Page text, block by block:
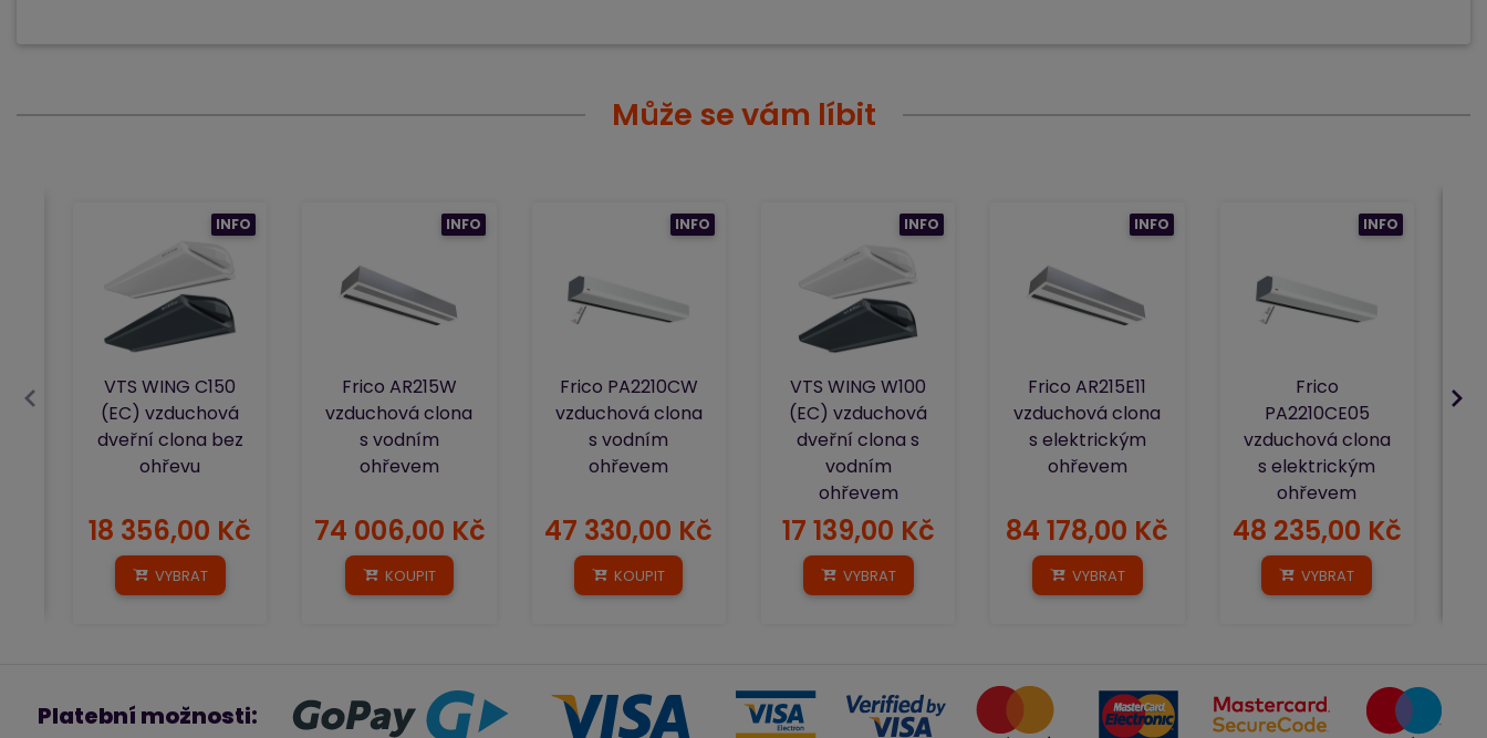
Může se vám líbit
INFO
VTS WING C150
(EC) vzduchová
dveřní clona bez
ohřevu
18 356,00 Kč
VYBRAT
INFO
Frico AR215W
vzduchová clona
s vodním
ohřevem
74 006,00 Kč
KOUPIT
INFO
Frico PA2210CW
vzduchová clona
s vodním
ohřevem
47 330,00 Kč
KOUPIT
INFO
VTS WING W100
(EC) vzduchová
dveřní clona s
vodním
ohřevem
17 139,00 Kč
VYBRAT
INFO
Frico AR215E11
vzduchová clona
s elektrickým
ohřevem
84 178,00 Kč
VYBRAT
INFO
Frico
PA2210CE05
vzduchová clona
s elektrickým
ohřevem
48 235,00 Kč
VYBRAT
Platební možnosti: